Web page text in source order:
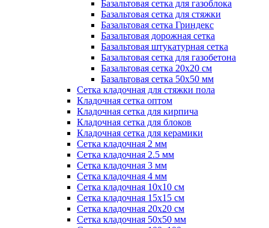
Базальтовая сетка для газоблока
Базальтовая сетка для стяжки
Базальтовая сетка Гриндекс
Базальтовая дорожная сетка
Базальтовая штукатурная сетка
Базальтовая сетка для газобетона
Базальтовая сетка 20x20 см
Базальтовая сетка 50x50 мм
Сетка кладочная для стяжки пола
Кладочная сетка оптом
Кладочная сетка для кирпича
Кладочная сетка для блоков
Кладочная сетка для керамики
Сетка кладочная 2 мм
Сетка кладочная 2.5 мм
Сетка кладочная 3 мм
Сетка кладочная 4 мм
Сетка кладочная 10x10 см
Сетка кладочная 15x15 см
Сетка кладочная 20x20 см
Сетка кладочная 50x50 мм